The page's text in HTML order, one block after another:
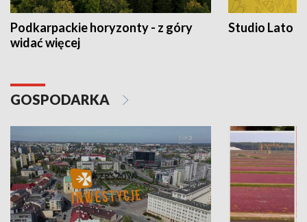
Podkarpackie horyzonty - z góry
widać więcej
Studio Lato
GOSPODARKA